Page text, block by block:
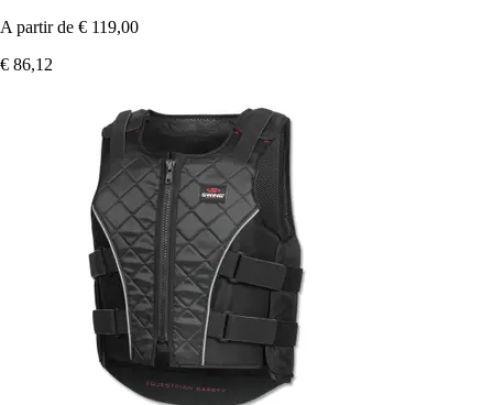
A partir de € 119,00
€ 86,12